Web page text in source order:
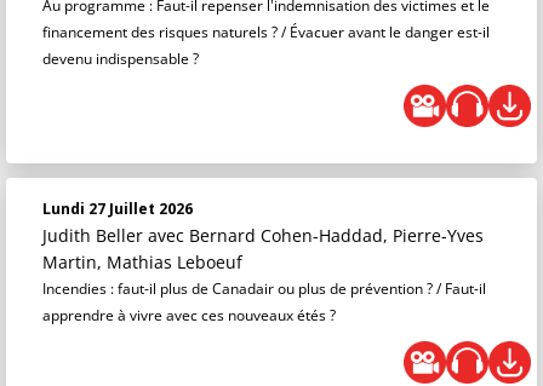
Au programme : Faut-il repenser l'indemnisation des victimes et le
financement des risques naturels ? / Évacuer avant le danger est-il
devenu indispensable ?
Lundi 27 Juillet 2026
Judith Beller avec Bernard Cohen-Haddad, Pierre-Yves
Martin, Mathias Leboeuf
Incendies : faut-il plus de Canadair ou plus de prévention ? / Faut-il
apprendre à vivre avec ces nouveaux étés ?